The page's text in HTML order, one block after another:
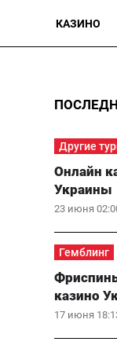
КАЗИНО
Другие
23 июня
Онлайн
Украины
Гемблинг
17 июня
казино